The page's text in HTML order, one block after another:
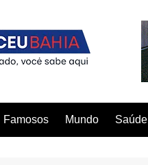
Famosos Mundo Saúde